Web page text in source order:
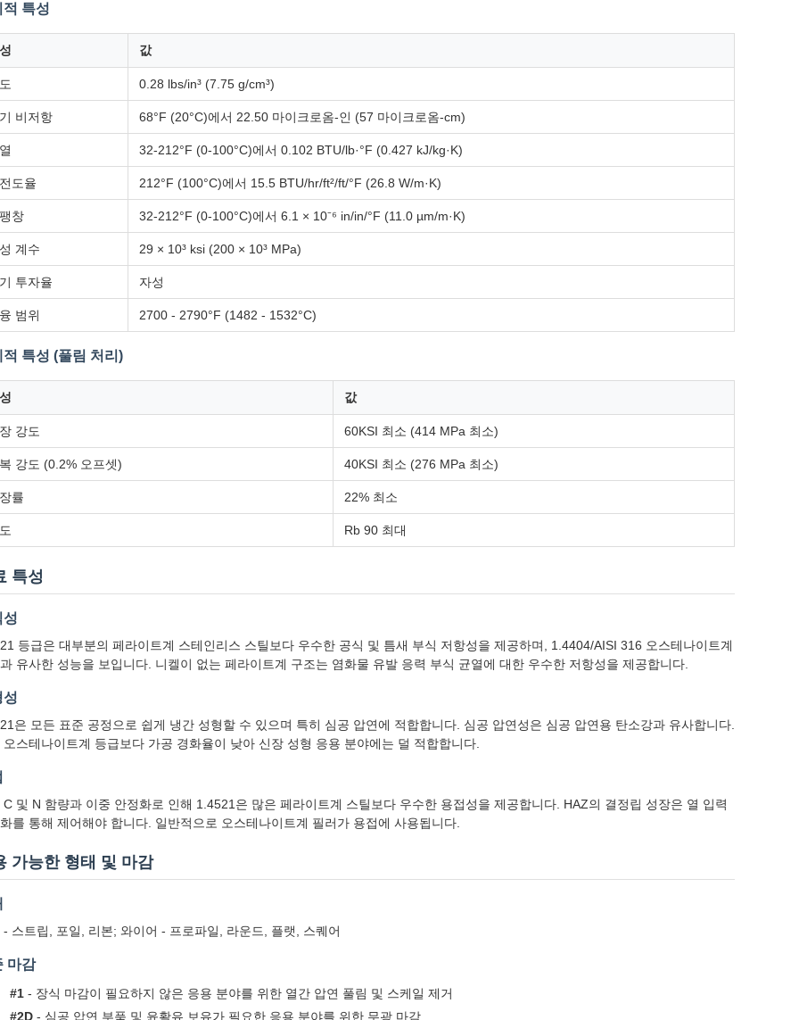
적 특성
값
0.28 lbs/in³ (7.75 g/cm³)
비저항 68°F (20°C)에서 22.50 마이크로옴-인 (57 마이크로옴-cm)
32-212°F (0-100°C)에서 0.102 BTU/lb·°F (0.427 kJ/kg·K)
도율 212°F (100°C)에서 15.5 BTU/hr/ft²/ft/°F (26.8 W/m·K)
창 32-212°F (0-100°C)에서 6.1 × 10⁻⁶ in/in/°F (11.0 µm/m·K)
계수 29 × 10³ ksi (200 × 10³ MPa)
투자율 자성
범위 2700 - 2790°F (1482 - 1532°C)
적 특성 (풀림 처리)
값
강도 60KSI 최소 (414 MPa 최소)
강도 (0.2% 오프셋) 40KSI 최소 (276 MPa 최소)
률 22% 최소
Rb 90 최대
특성
성
등급은 대부분의 페라이트계 스테인리스 스틸보다 우수한 공식 및 틈새 부식 저항성을 제공하며, 1.4404/AISI 316 오스테나이트계
유사한 성능을 보입니다. 니켈이 없는 페라이트계 구조는 염화물 유발 응력 부식 균열에 대한 우수한 저항성을 제공합니다.
성
은 모든 표준 공정으로 쉽게 냉간 성형할 수 있으며 특히 심공 압연에 적합합니다. 심공 압연성은 심공 압연용 탄소강과 유사합니다.
오스테나이트계 등급보다 가공 경화율이 낮아 신장 성형 응용 분야에는 덜 적합합니다.
C 및 N 함량과 이중 안정화로 인해 1.4521은 많은 페라이트계 스틸보다 우수한 용접성을 제공합니다. HAZ의 결정립 성장은 열 입력
를 통해 제어해야 합니다. 일반적으로 오스테나이트계 필러가 용접에 사용됩니다.
가능한 형태 및 마감
- 스트립, 포일, 리본; 와이어 - 프로파일, 라운드, 플랫, 스퀘어
마감
#1 - 장식 마감이 필요하지 않은 응용 분야를 위한 열간 압연 풀림 및 스케일 제거
#2D - 심공 압연 부품 및 윤활유 보유가 필요한 응용 분야를 위한 무광 마감